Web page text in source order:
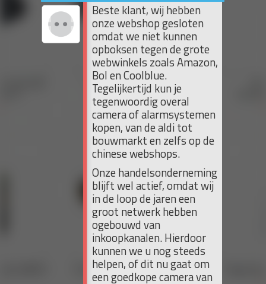
Beste klant, wij hebben
onze webshop gesloten
omdat we niet kunnen
opboksen tegen de grote
webwinkels zoals Amazon,
Bol en Coolblue.
Tegelijkertijd kun je
tegenwoordig overal
camera of alarmsystemen
kopen, van de aldi tot
bouwmarkt en zelfs op de
chinese webshops.
Onze handelsonderneming
blijft wel actief, omdat wij
in de loop de jaren een
groot netwerk hebben
ogebouwd van
inkoopkanalen. Hierdoor
kunnen we u nog steeds
helpen, of dit nu gaat om
een goedkope camera van